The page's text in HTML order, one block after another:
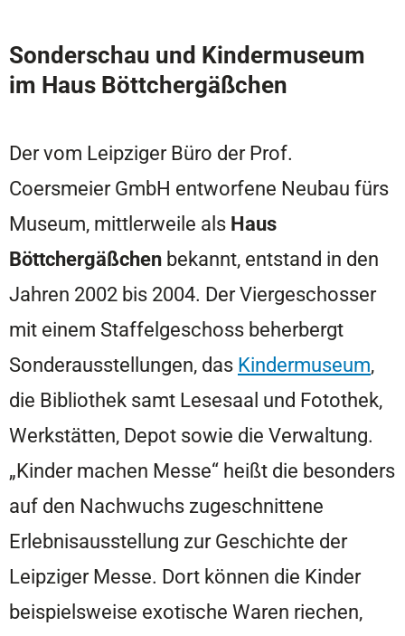
Sonderschau und Kindermuseum
im Haus Böttchergäßchen
Der vom Leipziger Büro der Prof.
Coersmeier GmbH entworfene Neubau fürs
Museum, mittlerweile als Haus
Böttchergäßchen bekannt, entstand in den
Jahren 2002 bis 2004. Der Viergeschosser
mit einem Staffelgeschoss beherbergt
Sonderausstellungen, das Kindermuseum,
die Bibliothek samt Lesesaal und Fotothek,
Werkstätten, Depot sowie die Verwaltung.
„Kinder machen Messe“ heißt die besonders
auf den Nachwuchs zugeschnittene
Erlebnisausstellung zur Geschichte der
Leipziger Messe. Dort können die Kinder
beispielsweise exotische Waren riechen,